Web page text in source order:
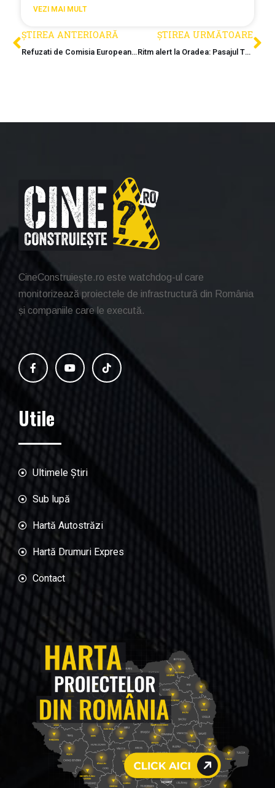
VEZI MAI MULT
ȘTIREA ANTERIOARĂ
Refuzati de Comisia Europeana, dar cu autorizatia in mana: Cum a ajuns M6 Nord o gaura neagra finantata exclusiv din imprumuturi
ȘTIREA URMĂTOARE
Ritm alert la Oradea: Pasajul Tram-Train a ajuns la 55% in doar patru luni, in ciuda celor 24 km de cabluri relocate
CineConstruiește.ro este watchdog-ul care
monitorizează proiectele de infrastructură din România
și companiile care le execută.
Utile
Ultimele Știri
Sub lupă
Hartă Autostrăzi
Hartă Drumuri Expres
Contact